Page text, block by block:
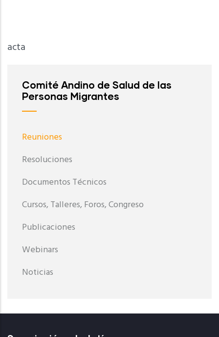
acta
Comité Andino de Salud de las
Personas Migrantes
Reuniones
Resoluciones
Documentos Técnicos
Cursos, Talleres, Foros, Congreso
Publicaciones
Webinars
Noticias